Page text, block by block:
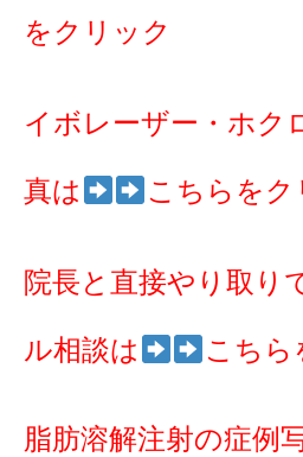
をクリック
イボレーザー・ホク
真は こちらをク
院長と直接やり取り
ル相談は こちら
脂肪溶解注射の症例